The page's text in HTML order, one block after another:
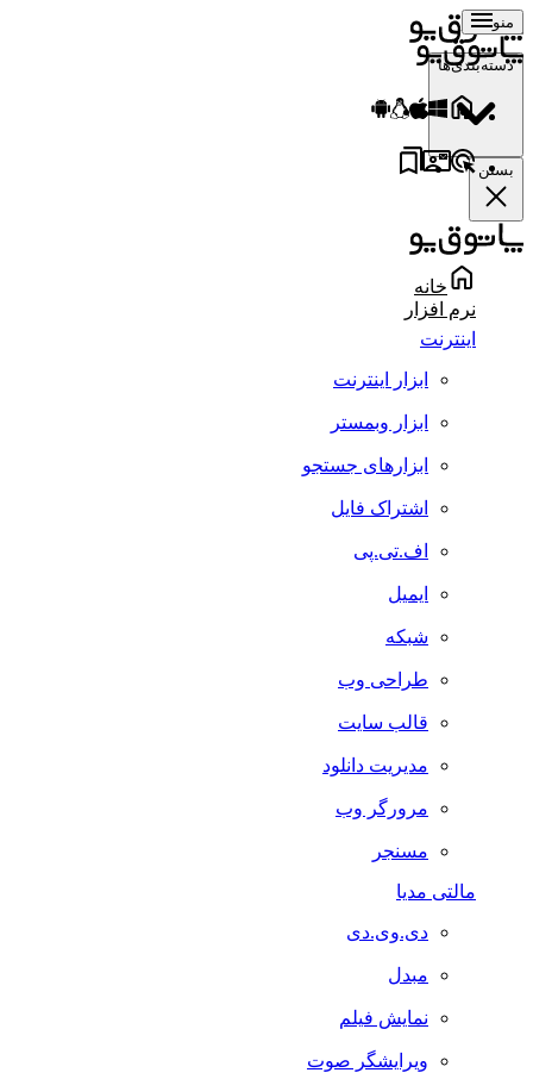
منو
دسته‌بندی‌ها
بستن
خانه
نرم افزار
اینترنت
ابزار اینترنت
ابزار وبمستر
ابزارهای جستجو
اشتراک فایل
اف.تی.پی
ایمیل
شبکه
طراحی وب
قالب سایت
مدیریت دانلود
مرورگر وب
مسنجر
مالتی مدیا
دی.وی.دی
مبدل
نمایش فیلم
ویرایشگر صوت